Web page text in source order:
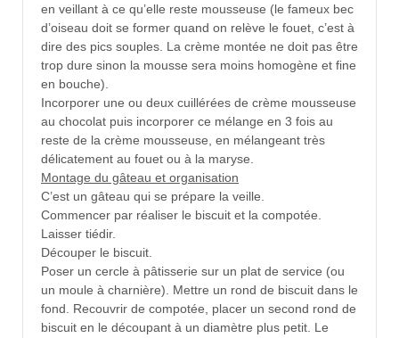
en veillant à ce qu’elle reste mousseuse (le fameux bec
d’oiseau doit se former quand on relève le fouet, c’est à
dire des pics souples. La crème montée ne doit pas être
trop dure sinon la mousse sera moins homogène et fine
en bouche).
Incorporer une ou deux cuillérées de crème mousseuse
au chocolat puis incorporer ce mélange en 3 fois au
reste de la crème mousseuse, en mélangeant très
délicatement au fouet ou à la maryse.
Montage du gâteau et organisation
C’est un gâteau qui se prépare la veille.
Commencer par réaliser le biscuit et la compotée.
Laisser tiédir.
Découper le biscuit.
Poser un cercle à pâtisserie sur un plat de service (ou
un moule à charnière). Mettre un rond de biscuit dans le
fond. Recouvrir de compotée, placer un second rond de
biscuit en le découpant à un diamètre plus petit. Le